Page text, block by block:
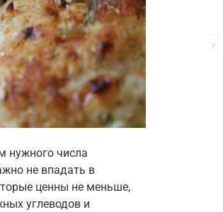
нужного числа
не впадать в
ценны не меньше,
углеводов и